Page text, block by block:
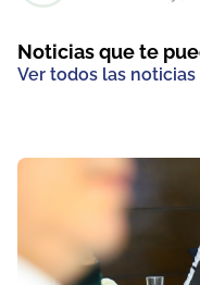
Noticias que te
Ver todos las noticias